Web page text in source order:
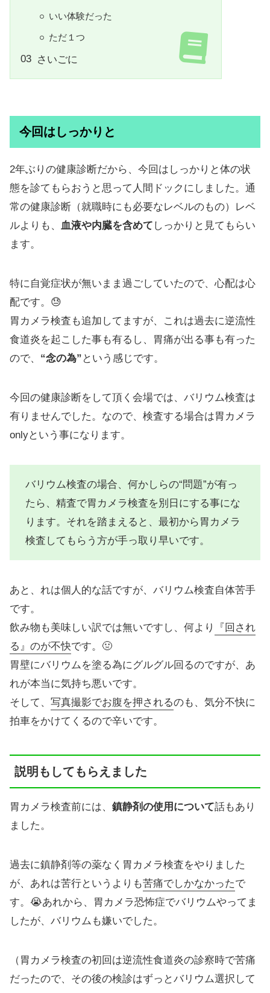
いい体験だった
ただ１つ
さいごに
今回はしっかりと
2年ぶりの健康診断だから、今回はしっかりと体の状
態を診てもらおうと思って人間ドックにしました。通
常の健康診断（就職時にも必要なレベルのもの）レベ
ルよりも、 血液や内臓を含めて しっかりと見てもらい
ます。
特に自覚症状が無いまま過ごしていたので、心配は心
配です。😓
胃カメラ検査も追加してますが、これは過去に逆流性
食道炎を起こした事も有るし、胃痛が出る事も有った
ので、 “念の為” という感じです。
今回の健康診断をして頂く会場では、バリウム検査は
有りませんでした。なので、検査する場合は胃カメラ
onlyという事になります。
バリウム検査の場合、何かしらの“問題”が有っ
たら、精査で胃カメラ検査を別日にする事にな
ります。それを踏まえると、最初から胃カメラ
検査してもらう方が手っ取り早いです。
あと、れは個人的な話ですが、バリウム検査自体苦手
です。
飲み物も美味しい訳では無いですし、何より
『回され
る』のが不快です。🤢
胃壁にバリウムを塗る為にグルグル回るのですが、あ
れが本当に気持ち悪いです。
そして、 写真撮影でお腹を押されるのも、気分不快に
拍車をかけてくるので辛いです。
説明もしてもらえました
胃カメラ検査前には、 鎮静剤の使用について話もあり
ました。
過去に鎮静剤等の薬なく胃カメラ検査をやりました
が、あれは苦行というよりも苦痛でしかなかったで
す。😭あれから、胃カメラ恐怖症でバリウムやってま
したが、バリウムも嫌いでした。
（胃カメラ検査の初回は逆流性食道炎の診察時で苦痛
だったので、その後の検診はずっとバリウム選択して